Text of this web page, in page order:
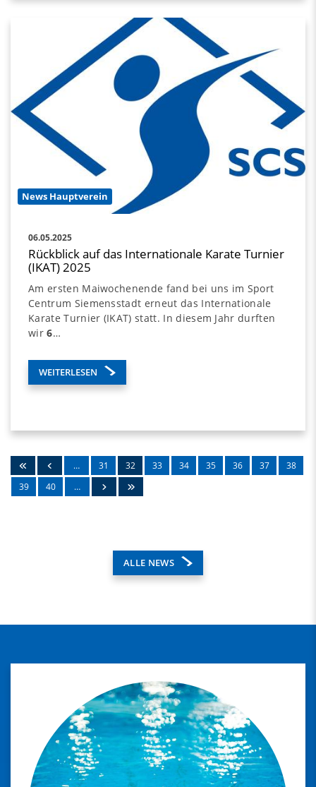
News Hauptverein
06.05.2025
Rückblick auf das Internationale Karate Turnier
(IKAT) 2025
Am ersten Maiwochenende fand bei uns im Sport
Centrum Siemensstadt erneut das Internationale
Karate Turnier (IKAT) statt. In diesem Jahr durften
wir6…
WEITERLESEN
… 31 32 33 34 35 36 37
38
39
40 …
ALLE NEWS